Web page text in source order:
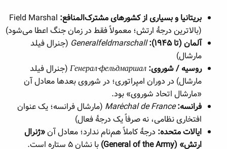
بریتانیا و بسیاری از کشورهای مشترک‌المنافع: Field Marshal
(بالاترین درجهٔ ارتش؛ معمولاً فقط در زمان جنگ اعطا می‌شود)
آلمان (تا ۱۹۴۵):
Generalfeldmarschall (جنرال فیلد
مارشال)
روسیه / شوروی: Генерал-фельдмаршал (جنرال فیلد
مارشال) در دوران امپراتوری؛ در شوروی بعدها معادل آن
«مارشال اتحاد شوروی» بود.
فرانسه: Maréchal de France (مارشال فرانسه؛ یک عنوان
افتخاری نظامی، نه صرفاً یک درجهٔ فعال)
ایالات متحده: درجهٔ کاملاً هم‌نام ندارد؛ معادل آن«ژنرال
ارتش» (General of the Army)
با نشان ۵ ستاره است.